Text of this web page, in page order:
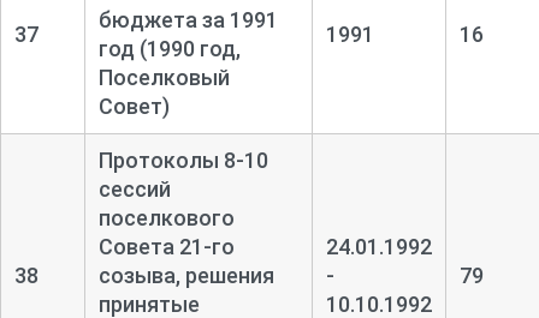
37
бюджета за 1991
год (1990 год,
Поселковый
Совет)
1991 16
38
Протоколы 8-10
сессий
поселкового
Совета 21-го
созыва, решения
принятые
24.01.1992
-
10.10.1992
79